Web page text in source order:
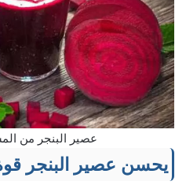
عصير البنجر من
يحسن عصير البنجر